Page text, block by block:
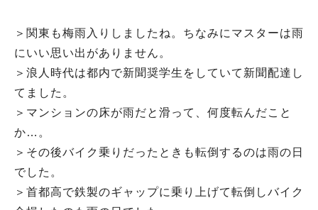
＞関東も梅雨入りしましたね。ちなみにマスターは雨
にいい思い出がありません。
＞浪人時代は都内で新聞奨学生をしていて新聞配達し
てました。
＞マンションの床が雨だと滑って、何度転んだこと
か…。
＞その後バイク乗りだったときも転倒するのは雨の日
でした。
＞首都高で鉄製のギャップに乗り上げて転倒しバイク